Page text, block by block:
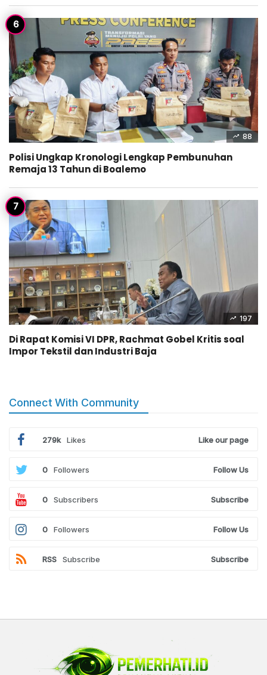
88
Polisi Ungkap Kronologi Lengkap Pembunuhan
Remaja 13 Tahun di Boalemo
197
Di Rapat Komisi VI DPR, Rachmat Gobel Kritis soal
Impor Tekstil dan Industri Baja
Connect With Community
279k Likes Like our page
0 Followers Follow Us
0 Subscribers Subscribe
0 Followers Follow Us
RSS Subscribe Subscribe